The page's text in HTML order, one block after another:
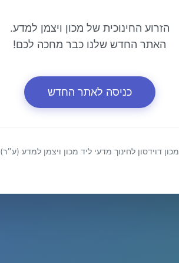
הזרוע החינוכית של מכון ויצמן למדע.
האתר החדש שלנו כבר מחכה לכם!
כניסה לאתר החדש
מכון דוידסון לחינוך מדעי ליד מכון ויצמן למדע (ע״ר)